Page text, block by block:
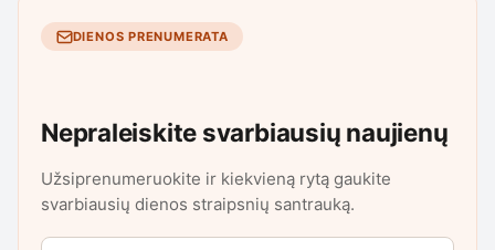
DIENOS PRENUMERATA
Nepraleiskite svarbiausių naujienų
Užsiprenumeruokite ir kiekvieną rytą gaukite
svarbiausių dienos straipsnių santrauką.